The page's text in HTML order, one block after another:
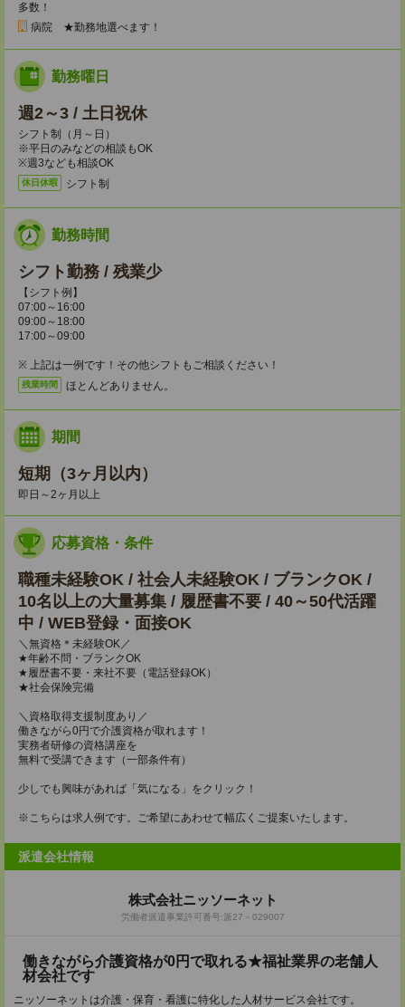
多数！
病院 ★勤務地選べます！
勤務曜日
週2～3 / 土日祝休
シフト制（月～日）
※平日のみなどの相談もOK
※週3なども相談OK
休日休暇 シフト制
勤務時間
シフト勤務 / 残業少
【シフト例】
07:00～16:00
09:00～18:00
17:00～09:00
※ 上記は一例です！その他シフトもご相談ください！
残業時間 ほとんどありません。
期間
短期（3ヶ月以内）
即日～2ヶ月以上
応募資格・条件
職種未経験OK / 社会人未経験OK / ブランクOK /
10名以上の大量募集 / 履歴書不要 / 40～50代活躍
中 / WEB登録・面接OK
＼無資格＊未経験OK／
★年齢不問・ブランクOK
★履歴書不要・来社不要（電話登録OK）
★社会保険完備
＼資格取得支援制度あり／
働きながら0円で介護資格が取れます！
実務者研修の資格講座を
無料で受講できます（一部条件有）
少しでも興味があれば「気になる」をクリック！
※こちらは求人例です。ご希望にあわせて幅広くご提案いたします。
派遣会社情報
株式会社ニッソーネット
労働者派遣事業許可番号:派27－029007
働きながら介護資格が0円で取れる★福祉業界の老舗人
材会社です
ニッソーネットは介護・保育・看護に特化した人材サービス会社です。